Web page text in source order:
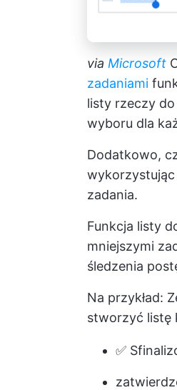
via Microsoft
zadaniami
listy rzeczy
wyboru dla
Dodatkowo,
wykorzystując
zadania.
Funkcja listy
mniejszymi
śledzenia
Na przykład:
stworzyć listę
✅